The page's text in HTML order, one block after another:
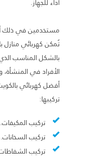
مستخدمين في ذلك
تُمكن كهربائي منازل
بالشكل المناسب
الأفراد في المنشأة،
أفضل كهربائي
تركيبها:
تركيب المكيفات.
تركيب السخانات.
تركيب